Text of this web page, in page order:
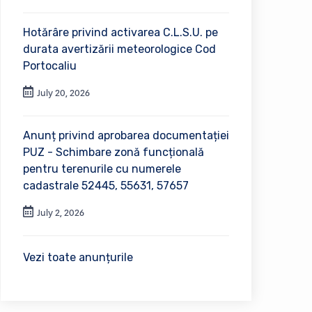
Hotărâre privind activarea C.L.S.U. pe
durata avertizării meteorologice Cod
Portocaliu
July 20, 2026
Anunț privind aprobarea documentației
PUZ - Schimbare zonă funcțională
pentru terenurile cu numerele
cadastrale 52445, 55631, 57657
July 2, 2026
Vezi toate anunțurile